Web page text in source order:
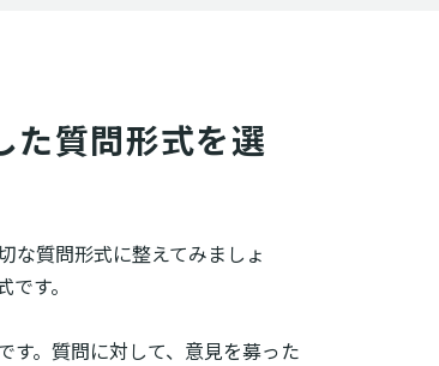
た質問形式を選
な質問形式に整えてみましょ
す。
す。質問に対して、意見を募った